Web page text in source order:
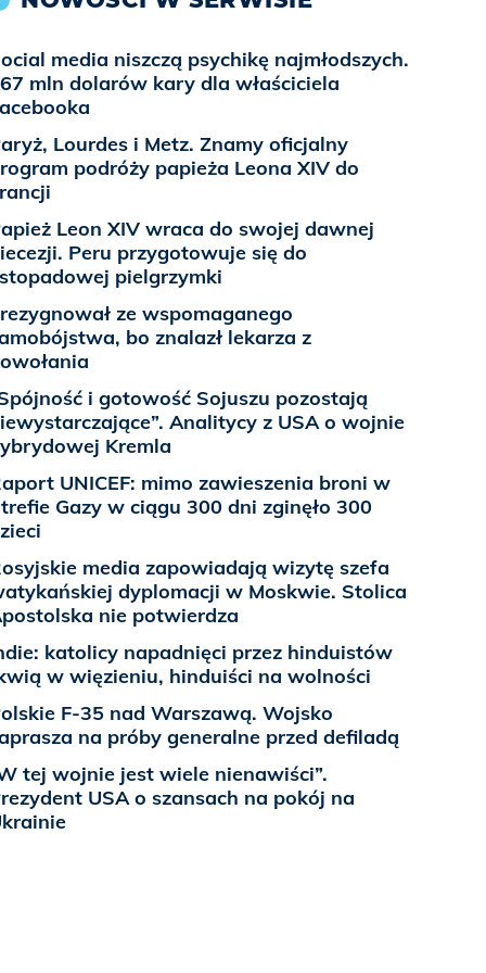
media niszczą psychikę najmłodszych.
mln dolarów kary dla właściciela
Lourdes i Metz. Znamy oficjalny
podróży papieża Leona XIV do
Leon XIV wraca do swojej dawnej
Peru przygotowuje się do
pielgrzymki
ze wspomaganego
bo znalazł lekarza z
i gotowość Sojuszu pozostają
Analitycy z USA o wojnie
Kremla
UNICEF: mimo zawieszenia broni w
Gazy w ciągu 300 dni zginęło 300
media zapowiadają wizytę szefa
dyplomacji w Moskwie. Stolica
nie potwierdza
katolicy napadnięci przez hinduistów
w więzieniu, hinduiści na wolności
F-35 nad Warszawą. Wojsko
na próby generalne przed defiladą
tej wojnie jest wiele nienawiści”.
USA o szansach na pokój na